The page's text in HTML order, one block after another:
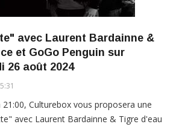
avec Laurent Bardainne &
et GoGo Penguin sur
26 août 2024
Culturebox vous proposera une
avec Laurent Bardainne & Tigre d'eau